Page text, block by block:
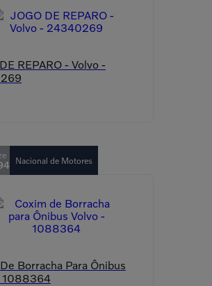
REPARO - Volvo -
Nacional de Motores
Borracha Para Ônibus
- 1088364